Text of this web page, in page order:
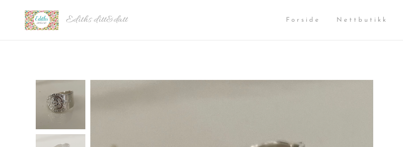
Ediths ditt&datt Forside Nettbutikk